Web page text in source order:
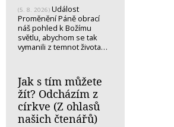
(5. 8. 2026) Událost
Proměnění Páně obrací
náš pohled k Božímu
světlu, abychom se tak
vymanili z temnot života…
Jak s tím můžete
žít? Odcházím z
církve (Z ohlasů
našich čtenářů)